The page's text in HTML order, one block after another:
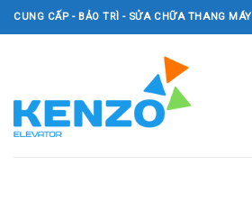
Skip
to
CUNG CẤP - BẢO TRÌ - SỬA CHỮA THANG MÁY